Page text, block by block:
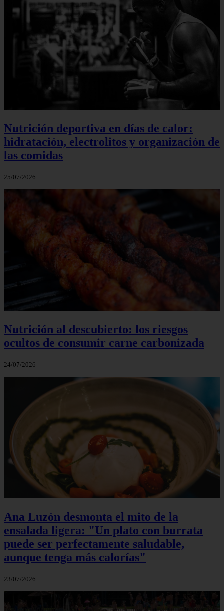
Nutrición deportiva en días de calor:
hidratación, electrolitos y organización de
las comidas
25/07/2026
Nutrición al descubierto: los riesgos
ocultos de consumir carne carbonizada
24/07/2026
Ana Luzón desmonta el mito de la
ensalada ligera: "Un plato con burrata
puede ser perfectamente saludable,
aunque tenga más calorías"
23/07/2026